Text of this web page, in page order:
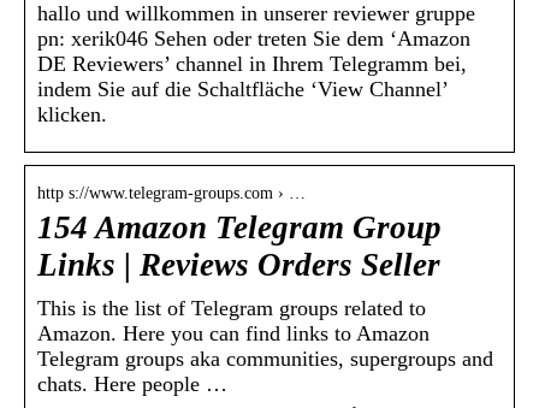
hallo und willkommen in unserer reviewer gruppe ‍ ️
pn: xerik046 Sehen oder treten Sie dem ‘Amazon
DE Reviewers’ channel in Ihrem Telegramm bei,
indem Sie auf die Schaltfläche ‘View Channel’
klicken.
http s://www.telegram-groups.com › …
154 Amazon Telegram Group
Links | Reviews Orders Seller
This is the list of Telegram groups related to
Amazon. Here you can find links to Amazon
Telegram groups aka communities, supergroups and
chats. Here people …